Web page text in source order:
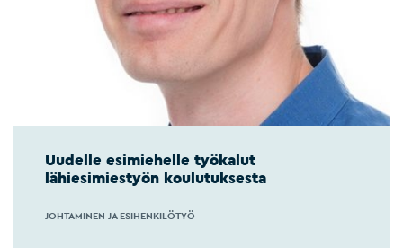
Uudelle esimiehelle työkalut
lähiesimiestyön koulutuksesta
JOHTAMINEN JA ESIHENKILÖTYÖ